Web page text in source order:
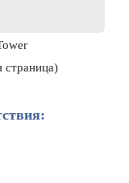
страница)